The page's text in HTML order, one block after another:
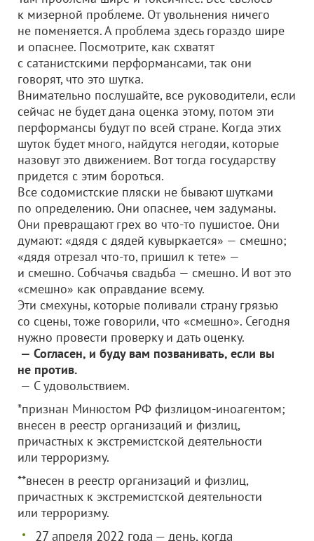
к мизерной проблеме. От увольнения ничего
не поменяется. А проблема здесь гораздо шире
и опаснее. Посмотрите, как схватят
с сатанистскими перформансами, так они
говорят, что это шутка.
Внимательно послушайте, все руководители, если
сейчас не будет дана оценка этому, потом эти
перформансы будут по всей стране. Когда этих
шуток будет много, найдутся негодяи, которые
назовут это движением. Вот тогда государству
придется с этим бороться.
Все содомистские пляски не бывают шутками
по определению. Они опаснее, чем задуманы.
Они превращают грех во что-то пушистое. Они
думают: «дядя с дядей кувыркается» — смешно;
«дядя отрезал что-то, пришил к тете» —
и смешно. Собчачья свадьба — смешно. И вот это
«смешно» как оправдание всему.
Эти смехуны, которые поливали страну грязью
со сцены, тоже говорили, что «смешно». Сегодня
нужно провести проверку и дать оценку.
— Согласен, и буду вам позванивать, если вы
не против.
— С удовольствием.
*признан Минюстом РФ физлицом-иноагентом;
внесен в реестр организаций и физлиц,
причастных к экстремистской деятельности
или терроризму.
**внесен в реестр организаций и физлиц,
причастных к экстремистской деятельности
или терроризму.
27 апреля 2022 года — день, когда